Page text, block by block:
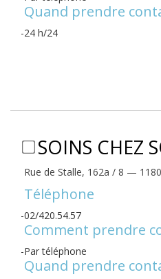
Quand prendre
24 h/24
SOINS CHEZ
Rue de Stalle, 162a / 8 —
Téléphone
02/420.54.57
Comment prendre
Par téléphone
Quand prendre